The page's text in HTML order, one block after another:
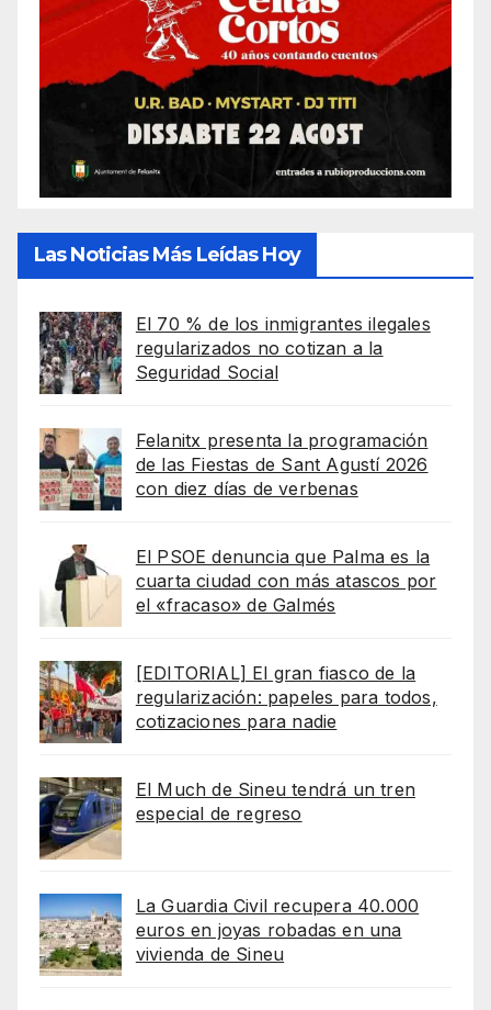
Las Noticias Más Leídas Hoy
El 70 % de los inmigrantes ilegales
regularizados no cotizan a la
Seguridad Social
Felanitx presenta la programación
de las Fiestas de Sant Agustí 2026
con diez días de verbenas
El PSOE denuncia que Palma es la
cuarta ciudad con más atascos por
el «fracaso» de Galmés
[EDITORIAL] El gran fiasco de la
regularización: papeles para todos,
cotizaciones para nadie
El Much de Sineu tendrá un tren
especial de regreso
La Guardia Civil recupera 40.000
euros en joyas robadas en una
vivienda de Sineu